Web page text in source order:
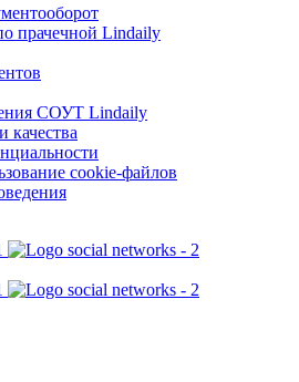
прачечной Lindaily
СОУТ Lindaily
качества
cookie-файлов